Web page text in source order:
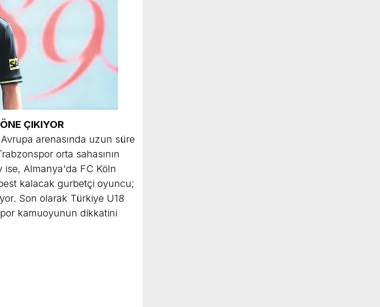
ÖNE ÇIKIYOR
arenasında uzun süre
orta sahasının
ise, Almanya'da FC Köln
kalacak gurbetçi oyuncu;
Son olarak Türkiye U18
kamuoyunun dikkatini